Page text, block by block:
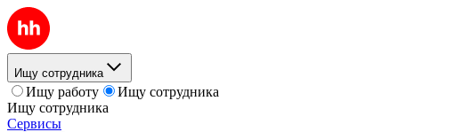
Ищу сотрудника
Ищу работу
Ищу сотрудника
Ищу сотрудника
Сервисы